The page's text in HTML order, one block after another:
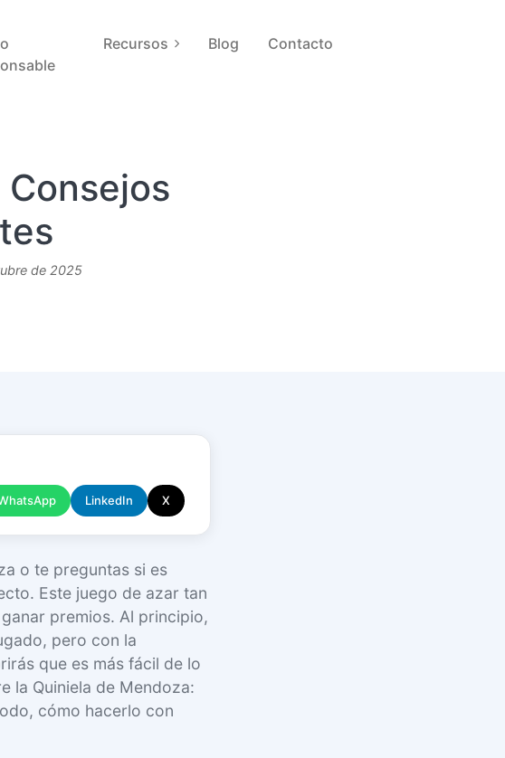
Recursos Blog Contacto
de 2025
LinkedIn X
o te preguntas si es
Este juego de azar tan
premios. Al principio,
pero con la
que es más fácil de lo
la Quiniela de Mendoza:
cómo hacerlo con